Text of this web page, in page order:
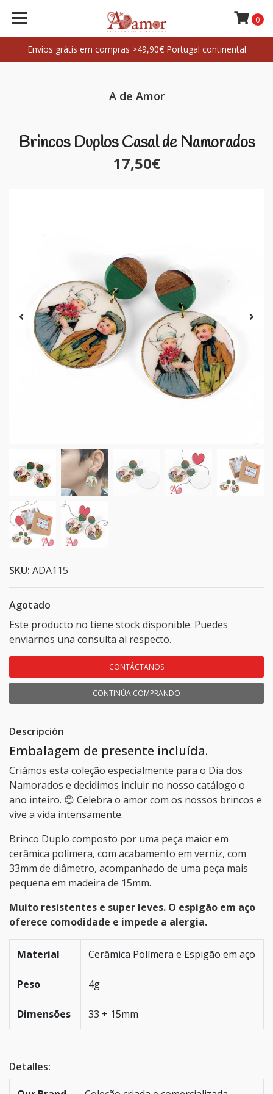
Envios grátis em compras >49,90€ Portugal continental
0
A de Amor
Brincos Duplos Casal de Namorados
17,50€
SKU: ADA115
Agotado
Este producto no tiene stock disponible. Puedes
enviarnos una consulta al respecto.
CONTÁCTANOS
CONTINÚA COMPRANDO
Descripción
Embalagem de presente incluída.
Criámos esta coleção especialmente para o Dia dos
Namorados e decidimos incluir no nosso catálogo o
ano inteiro. 😊 Celebra o amor com os nossos brincos e
vive a vida intensamente.
Brinco Duplo composto por uma peça maior em
cerâmica polímera, com acabamento em verniz, com
33mm de diâmetro, acompanhado de uma peça mais
pequena em madeira de 15mm.
Muito resistentes e super leves. O espigão em aço
oferece comodidade e impede a alergia.
Material Cerâmica Polímera e Espigão em aço
Peso 4g
Dimensões 33 + 15mm
Detalles: